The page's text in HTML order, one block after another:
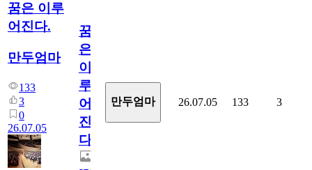
꿈은 이루
어진다.
만두엄마
133
3
0
26.07.05
꿈
은
이
루
어
진
다.
만두엄마 26.07.05 133 3